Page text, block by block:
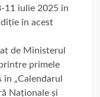
11 iulie 2025 în
în acest
de Ministerul
primele
„Calendarul
Naționale și